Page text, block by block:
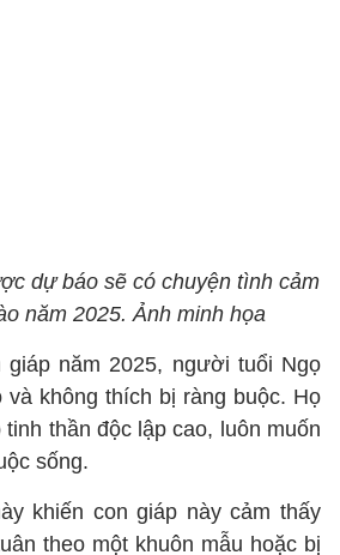
dự báo sẽ có chuyện tình cảm
năm 2025. Ảnh minh họa
năm 2025, người tuổi Ngọ
không thích bị ràng buộc. Họ
thần độc lập cao, luôn muốn
sống.
khiến con giáp này cảm thấy
theo một khuôn mẫu hoặc bị